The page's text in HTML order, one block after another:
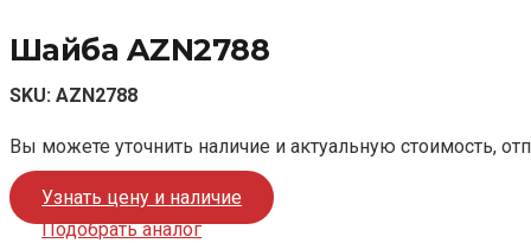
Шайба AZN2788
SKU: AZN2788
Вы можете уточнить наличие и актуальную стоимость,
Узнать цену и наличие
Подобрать аналог